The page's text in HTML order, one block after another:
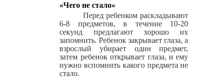
«Чего не стало»
Перед ребенком раскладывают
6-8 предметов, в течение 10-20
секунд предлагают хорошо их
запомнить. Ребенок закрывает глаза, а
взрослый убирает один предмет,
затем ребенок открывает глаза, и ему
нужно вспомнить какого предмета не
стало.